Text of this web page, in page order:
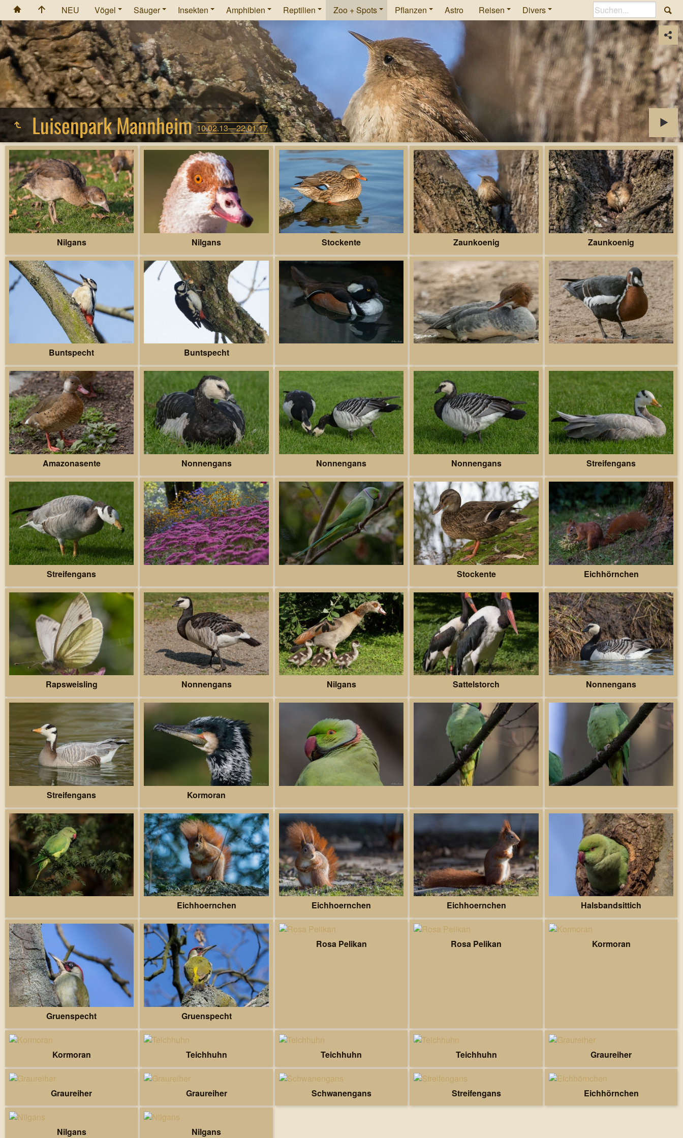
NEU Vögel Säuger Insekten Amphibien Reptilien Zoo + Spots Pflanzen Astro Reisen Divers
Luisenpark Mannheim10.02.13—22.01.17
Nilgans Nilgans Stockente Zaunkoenig Zaunkoenig
Buntspecht Buntspecht
Amazonasente Nonnengans Nonnengans Nonnengans Streifengans
Streifengans Stockente Eichhörnchen
Rapsweisling Nonnengans Nilgans Sattelstorch Nonnengans
Streifengans Kormoran
Eichhoernchen Eichhoernchen Eichhoernchen Halsbandsittich
Gruenspecht Gruenspecht
Rosa Pelikan Rosa Pelikan Kormoran
Kormoran Teichhuhn Teichhuhn Teichhuhn Graureiher
Graureiher Graureiher Schwanengans Streifengans Eichhörnchen
Nilgans Nilgans